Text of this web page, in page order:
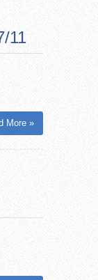
11
More »